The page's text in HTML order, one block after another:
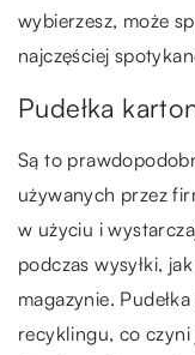
wybierzesz, może
najczęściej
Pudełka
Są to
używanych przez
w użyciu i
podczas wysyłki,
magazynie.
recyklingu, co